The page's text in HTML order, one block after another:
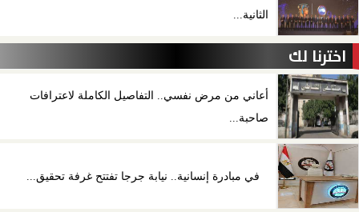
الثانية...
اخترنا لك
أعاني من مرض نفسي.. التفاصيل الكاملة لاعترافات
صاحبة...
في مبادرة إنسانية.. نيابة جرجا تفتتح غرفة تحقيق...